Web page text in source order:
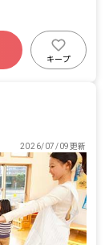
キープ
2026/07/09更新